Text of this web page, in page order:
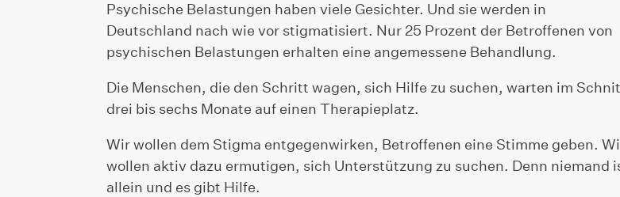
Psychische Belastungen haben viele Gesichter. Und sie werden in
Deutschland nach wie vor stigmatisiert. Nur 25 Prozent der Betroffenen von
psychischen Belastungen erhalten eine angemessene Behandlung.
Die Menschen, die den Schritt wagen, sich Hilfe zu suchen, warten im
drei bis sechs Monate auf einen Therapieplatz.
Wir wollen dem Stigma entgegenwirken, Betroffenen eine Stimme geben.
wollen aktiv dazu ermutigen, sich Unterstützung zu suchen. Denn niemand
allein und es gibt Hilfe.